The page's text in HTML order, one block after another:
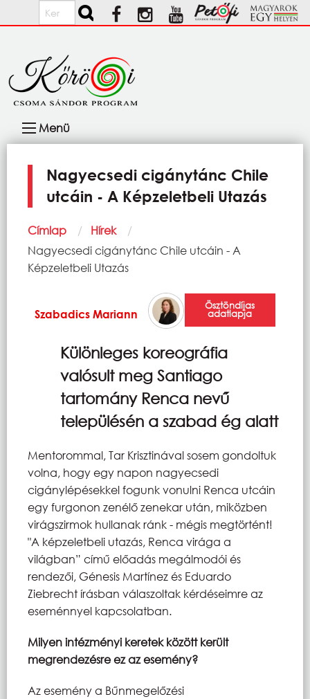
Ugrás a tartalomra
Keresés
navigáció
Menü
Nagyecsedi cigánytánc Chile
utcáin - A Képzeletbeli Utazás
Morzsa
Címlap
Hírek
Current:
Nagyecsedi cigánytánc Chile utcáin - A
Képzeletbeli Utazás
Szabadics Mariann
Ösztöndíjas
adatlapja
Különleges koreográfia
valósult meg Santiago
tartomány Renca nevű
településén a szabad ég alatt
Mentorommal, Tar Krisztinával sosem gondoltuk
volna, hogy egy napon nagyecsedi
cigánylépésekkel fogunk vonulni Renca utcáin
egy furgonon zenélő zenekar után, miközben
virágszirmok hullanak ránk - mégis megtörtént!
"A képzeletbeli utazás, Renca virága a
világban” című előadás megálmodói és
rendezői, Génesis Martínez és Eduardo
Ziebrecht írásban válaszoltak kérdéseimre az
eseménnyel kapcsolatban.
Milyen intézményi keretek között került
megrendezésre ez az esemény?
Az esemény a Bűnmegelőzési